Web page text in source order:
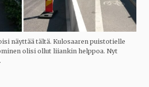
näyttää tältä. Kulosaaren puistotielle
olisi ollut liiankin helppoa. Nyt